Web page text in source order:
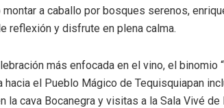
a caballo por bosques serenos,
reflexión y disfrute en plena calma.
más enfocada en el vino, el binomio
hacia el Pueblo Mágico de Tequisquiapan
la cava Bocanegra y visitas a la Sala Vivé de